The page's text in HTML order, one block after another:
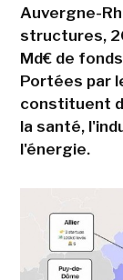
Auvergne-
structures,
Md€ de
Portées par
constituent
la santé,
l'énergie.